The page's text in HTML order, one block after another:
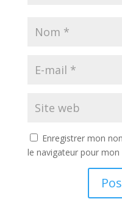
Enregistrer mon
le navigateur pour